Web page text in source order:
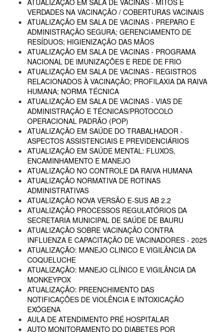
ATUALIZAÇÃO EM SALA DE VACINAS - MITOS E
VERDADES NA VACINAÇÃO / COBERTURAS VACINAIS
ATUALIZAÇÃO EM SALA DE VACINAS - PREPARO E
ADMINISTRAÇÃO SEGURA; GERENCIAMENTO DE
RESÍDUOS; HIGIENIZAÇÃO DAS MÃOS
ATUALIZAÇÃO EM SALA DE VACINAS - PROGRAMA
NACIONAL DE IMUNIZAÇÕES E REDE DE FRIO
ATUALIZAÇÃO EM SALA DE VACINAS - REGISTROS
RELACIONADOS À VACINAÇÃO; PROFILAXIA DA RAIVA
HUMANA; NORMA TÉCNICA
ATUALIZAÇÃO EM SALA DE VACINAS - VIAS DE
ADMINISTRAÇÃO E TÉCNICAS/PROTOCOLO
OPERACIONAL PADRÃO (POP)
ATUALIZAÇÃO EM SAÚDE DO TRABALHADOR -
ASPECTOS ASSISTENCIAIS E PREVIDENCIÁRIOS
ATUALIZAÇÃO EM SAÚDE MENTAL: FLUXOS,
ENCAMINHAMENTO E MANEJO
ATUALIZAÇÃO NO CONTROLE DA RAIVA HUMANA
ATUALIZAÇÃO NORMATIVA DE ROTINAS
ADMINISTRATIVAS
ATUALIZAÇÃO NOVA VERSÃO E-SUS AB 2.2
ATUALIZAÇÃO PROCESSOS REGULATÓRIOS DA
SECRETARIA MUNICIPAL DE SAÚDE DE BAURU
ATUALIZAÇÃO SOBRE VACINAÇÃO CONTRA
INFLUENZA E CAPACITAÇÃO DE VACINADORES - 2025
ATUALIZAÇÃO: MANEJO CLINICO E VIGILÂNCIA DA
COQUELUCHE
ATUALIZAÇÃO: MANEJO CLÍNICO E VIGILÂNCIA DA
MONKEYPOX
ATUALIZAÇÃO: PREENCHIMENTO DAS
NOTIFICAÇÕES DE VIOLÊNCIA E INTOXICAÇÃO
EXÓGENA
AULA DE ATENDIMENTO PRÉ HOSPITALAR
AUTO MONITORAMENTO DO DIABETES POR